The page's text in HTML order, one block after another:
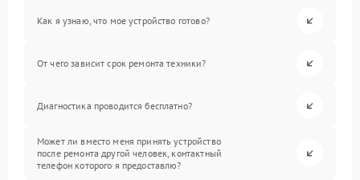
Как я узнаю, что мое устройство готово?
От чего зависит срок ремонта техники?
Диагностика проводится бесплатно?
Может ли вместо меня принять устройство
после ремонта другой человек, контактный
телефон которого я предоставлю?